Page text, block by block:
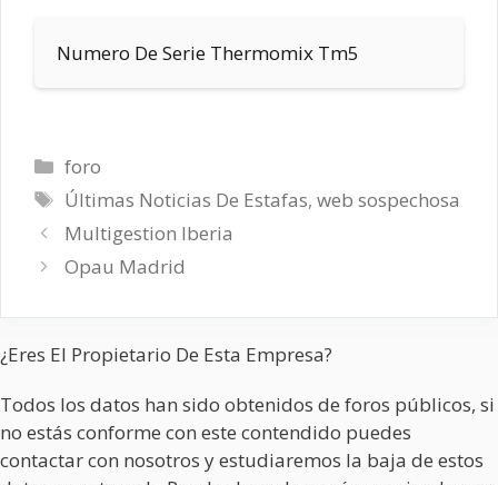
Numero De Serie Thermomix Tm5
Categorías
foro
Etiquetas
Últimas Noticias De Estafas,web sospechosa
Multigestion Iberia
Opau Madrid
¿Eres El Propietario De Esta Empresa?
Todos los datos han sido obtenidos de foros públicos, si
no estás conforme con este contendido puedes
contactar con nosotros y estudiaremos la baja de estos